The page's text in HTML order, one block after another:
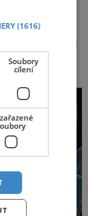
když v
obsluhoval
nemohli
je tehdy kávou,
(1616)
Soubory
cílení